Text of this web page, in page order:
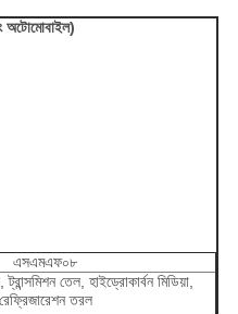
অটোমোবাইল)
এসএমএফ০৮
তেল, হাইড্রোকার্বন মিডিয়া,
রেফ্রিজারেশন তরল